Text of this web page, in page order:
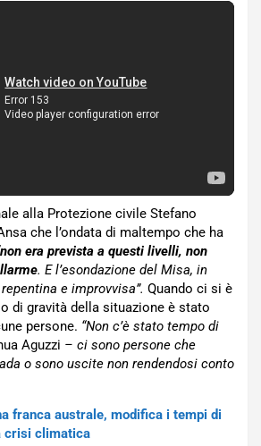
alla Protezione civile Stefano
che l’ondata di maltempo che ha
non era prevista a questi livelli, non
. E l’esondazione del Misa, in
e improvvisa”. Quando ci si è
di gravità della situazione è stato
persone. “Non c’è stato tempo di
Aguzzi – ci sono persone che
o sono uscite non rendendosi conto
franca australe, modifica i tempi di
crisi climatica